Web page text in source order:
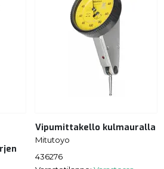
Vipumittakello kulmauralla
Mitutoyo
436276